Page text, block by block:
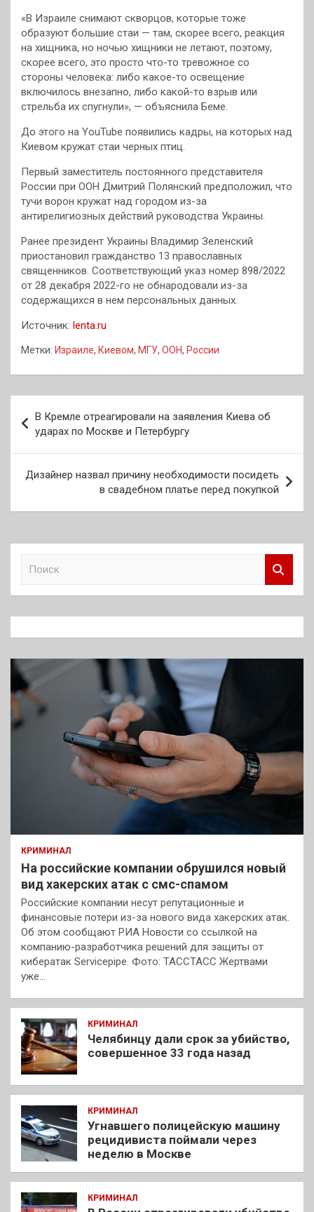
«В Израиле снимают скворцов, которые тоже
образуют большие стаи — там, скорее всего, реакция
на хищника, но ночью хищники не летают, поэтому,
скорее всего, это просто что-то тревожное со
стороны человека: либо какое-то освещение
включилось внезапно, либо какой-то взрыв или
стрельба их спугнули», — объяснила Беме.
До этого на YouTube появились кадры, на которых над
Киевом кружат стаи черных птиц.
Первый заместитель постоянного представителя
России при ООН Дмитрий Полянский предположил, что
тучи ворон кружат над городом из-за
антирелигиозных действий руководства Украины.
Ранее президент Украины Владимир Зеленский
приостановил гражданство 13 православных
священников. Соответствующий указ номер 898/2022
от 28 декабря 2022-го не обнародовали из-за
содержащихся в нем персональных данных.
Источник: lenta.ru
Метки: Израиле, Киевом, МГУ, ООН, России
по
записям
В Кремле отреагировали на заявления Киева об
ударах по Москве и Петербургу
Дизайнер назвал причину необходимости посидеть
в свадебном платье перед покупкой
к
КРИМИНАЛ
На российские компании обрушился новый
вид хакерских атак с смс-спамом
Российские компании несут репутационные и
финансовые потери из-за нового вида хакерских атак.
Об этом сообщают РИА Новости со ссылкой на
компанию-разработчика решений для защиты от
кибератак Servicepipe. Фото: ТАССТАСС Жертвами
уже…
КРИМИНАЛ
Челябинцу дали срок за убийство,
совершенное 33 года назад
КРИМИНАЛ
Угнавшего полицейскую машину
рецидивиста поймали через
неделю в Москве
КРИМИНАЛ